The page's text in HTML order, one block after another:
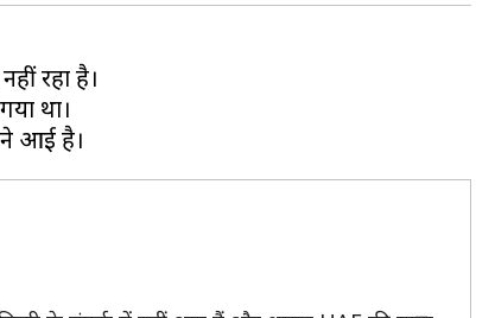
रहा है।
था।